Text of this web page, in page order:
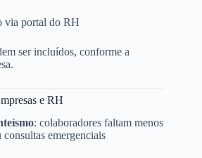
via portal do RH
ser incluídos, conforme a
e RH
: colaboradores faltam menos
emergenciais